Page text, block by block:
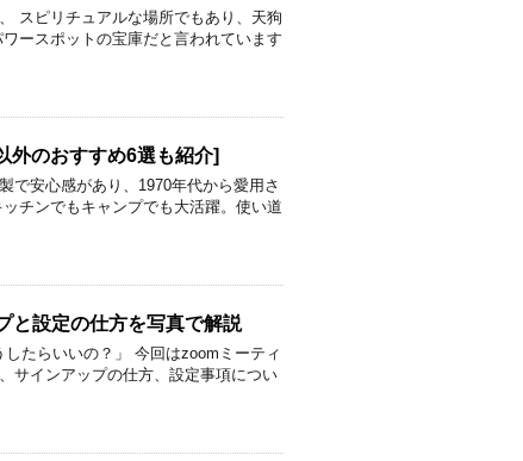
スピリチュアルな場所でもあり、天狗
ースポットの宝庫だと言われています
外のおすすめ6選も紹介]
で安心感があり、1970年代から愛用さ
チンでもキャンプでも大活躍。使い道
と設定の仕方を写真で解説
たらいいの？」 今回はzoomミーティ
サインアップの仕方、設定事項につい